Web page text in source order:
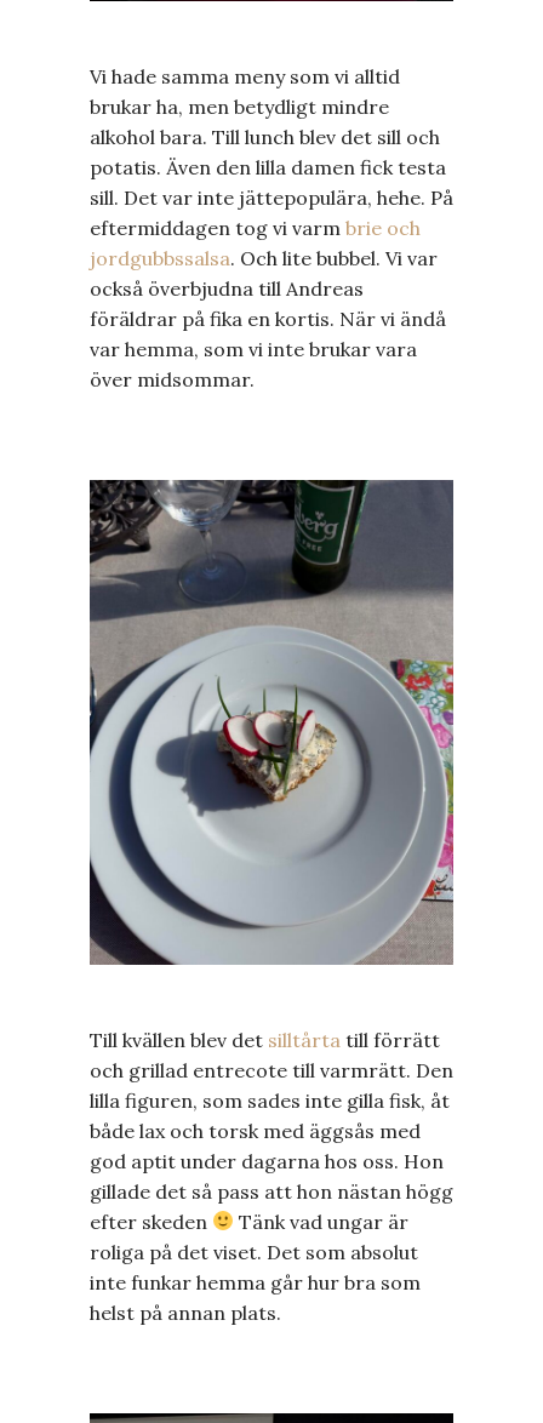
Vi hade samma meny som vi alltid
brukar ha, men betydligt mindre
alkohol bara. Till lunch blev det sill och
potatis. Även den lilla damen fick testa
sill. Det var inte jättepopulära, hehe. På
eftermiddagen tog vi varm brie och
jordgubbssalsa. Och lite bubbel. Vi var
också överbjudna till Andreas
föräldrar på fika en kortis. När vi ändå
var hemma, som vi inte brukar vara
över midsommar.
Till kvällen blev det silltårta till förrätt
och grillad entrecote till varmrätt. Den
lilla figuren, som sades inte gilla fisk, åt
både lax och torsk med äggsås med
god aptit under dagarna hos oss. Hon
gillade det så pass att hon nästan högg
efter skeden
Tänk vad ungar är
roliga på det viset. Det som absolut
inte funkar hemma går hur bra som
helst på annan plats.